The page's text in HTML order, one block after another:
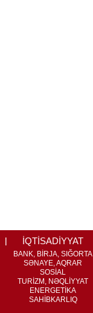
İQTİSADİYYAT
BANK, BİRJA, SIĞORTA
SƏNAYE, AQRAR
SOSİAL
TURİZM, NƏQLİYYAT
ENERGETİKA
SAHİBKARLIQ